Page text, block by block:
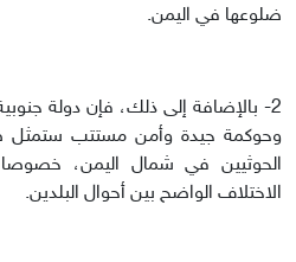
ضلوعها في اليمن.
2- بالإضافة إلى ذلك، فإن دولة
وحوكمة جيدة وأمن مستتب ستمثل
الحوثيين في شمال اليمن، خصوصا
الاختلاف الواضح بين أحوال البلدين.